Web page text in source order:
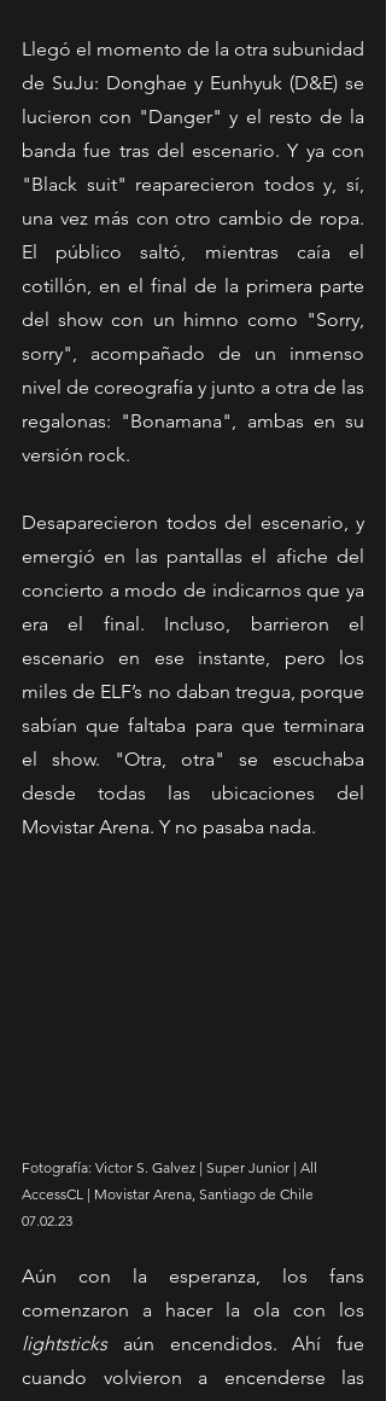
Llegó el momento de la otra subunidad
de SuJu: Donghae y Eunhyuk (D&E) se
lucieron con "Danger" y el resto de la
banda fue tras del escenario. Y ya con
"Black suit" reaparecieron todos y, sí,
una vez más con otro cambio de ropa.
El público saltó, mientras caía el
cotillón, en el final de la primera parte
del show con un himno como "Sorry,
sorry", acompañado de un inmenso
nivel de coreografía y junto a otra de las
regalonas: "Bonamana", ambas en su
versión rock.
Desaparecieron todos del escenario, y
emergió en las pantallas el afiche del
concierto a modo de indicarnos que ya
era el final. Incluso, barrieron el
escenario en ese instante, pero los
miles de ELF’s no daban tregua, porque
sabían que faltaba para que terminara
el show. "Otra, otra" se escuchaba
desde todas las ubicaciones del
Movistar Arena. Y no pasaba nada.
Fotografía: Victor S. Galvez | Super Junior | All
AccessCL | Movistar Arena, Santiago de Chile
07.02.23
Aún con la esperanza, los fans
lightsticks aún encendidos. Ahí fue
cuando volvieron a encenderse las